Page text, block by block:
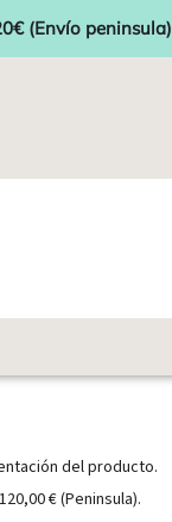
(Envío peninsula)
del producto.
€ (Peninsula).